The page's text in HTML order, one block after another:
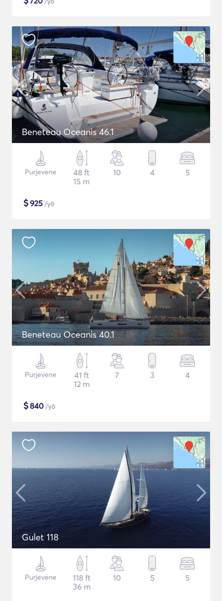
Beneteau Oceanis 46.1
Purjevene
48 ft
15 m
10 4 5
$925 /yö
Beneteau Oceanis 40.1
Purjevene
41 ft
12 m
7 3 4
$840 /yö
Gulet 118
Purjevene
118 ft
36 m
10 5 5